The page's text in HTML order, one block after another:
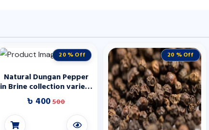
20 % Off
Natural Dungan Pepper
in Brine collection variety
very sweet taste without
sourness wholesale
৳ 400500
20 % Off